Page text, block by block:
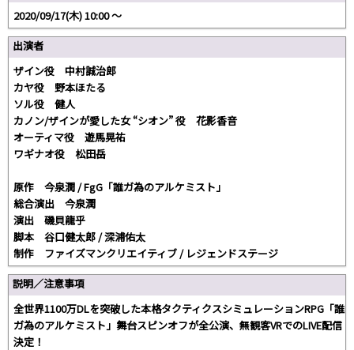
2020/09/17(木) 10:00 〜
出演者
ザイン役 中村誠治郎
カヤ役 野本ほたる
ソル役 健人
カノン/ザインが愛した女 “シオン” 役 花影香音
オーティマ役 遊馬晃祐
ワギナオ役 松田岳
原作 今泉潤 / FgG「誰ガ為のアルケミスト」
総合演出 今泉潤
演出 磯貝龍乎
脚本 谷口健太郎 / 深浦佑太
制作 ファイズマンクリエイティブ / レジェンドステージ
説明／注意事項
全世界1100万DLを突破した本格タクティクスシミュレーションRPG「誰
ガ為のアルケミスト」舞台スピンオフが全公演、無観客VRでのLIVE配信
決定！